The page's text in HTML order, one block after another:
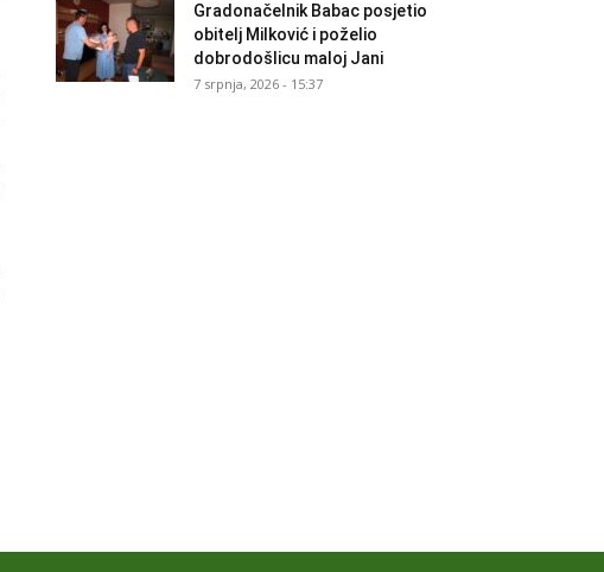
Gradonačelnik Babac posjetio
obitelj Milković i poželio
dobrodošlicu maloj Jani
7 srpnja, 2026 - 15:37